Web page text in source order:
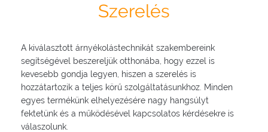
Szerelés
A kiválasztott árnyékolástechnikát szakembereink
segítségével beszereljük otthonába, hogy ezzel is
kevesebb gondja legyen, hiszen a szerelés is
hozzátartozik a teljes körű szolgáltatásunkhoz. Minden
egyes termékünk elhelyezésére nagy hangsúlyt
fektetünk és a működésével kapcsolatos kérdésekre is
válaszolunk.